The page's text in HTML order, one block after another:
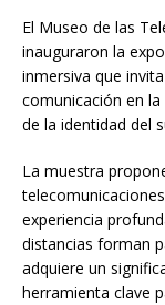
El Museo de las
inauguraron la
inmersiva que
comunicación en
de la identidad del
La muestra
experiencia
distancias forman
adquiere un
herramienta clave